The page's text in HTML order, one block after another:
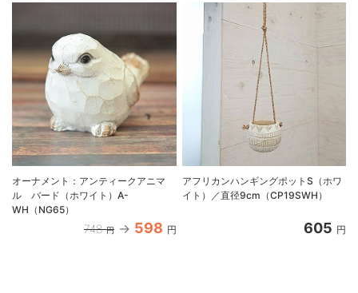
オーナメント：アンティークアニマ
ル バード（ホワイト）A-
WH（NG65）
748 円 598 円
アフリカンハンギングポットS（ホワ
イト）／直径9cm（CP19SWH）
605 円